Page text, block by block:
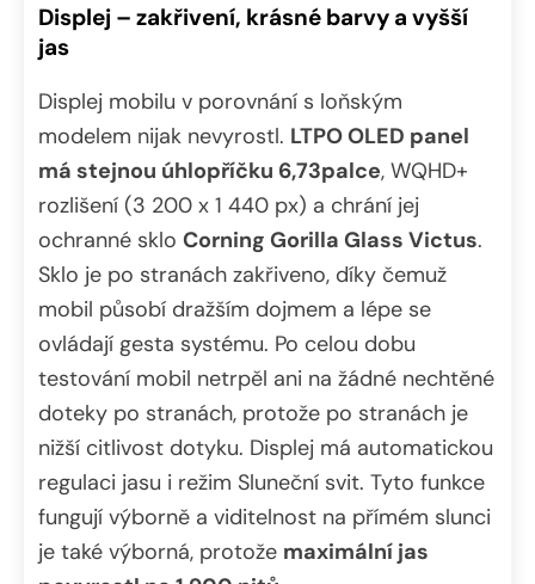
Displej – zakřivení, krásné barvy a vyšší
jas
Displej mobilu v porovnání s loňským
modelem nijak nevyrostl. LTPO OLED panel
má stejnou úhlopříčku 6,73palce, WQHD+
rozlišení (3 200 x 1 440 px) a chrání jej
ochranné sklo Corning Gorilla Glass Victus.
Sklo je po stranách zakřiveno, díky čemuž
mobil působí dražším dojmem a lépe se
ovládají gesta systému. Po celou dobu
testování mobil netrpěl ani na žádné nechtěné
doteky po stranách, protože po stranách je
nižší citlivost dotyku. Displej má automatickou
regulaci jasu i režim Sluneční svit. Tyto funkce
fungují výborně a viditelnost na přímém slunci
je také výborná, protože maximální jas